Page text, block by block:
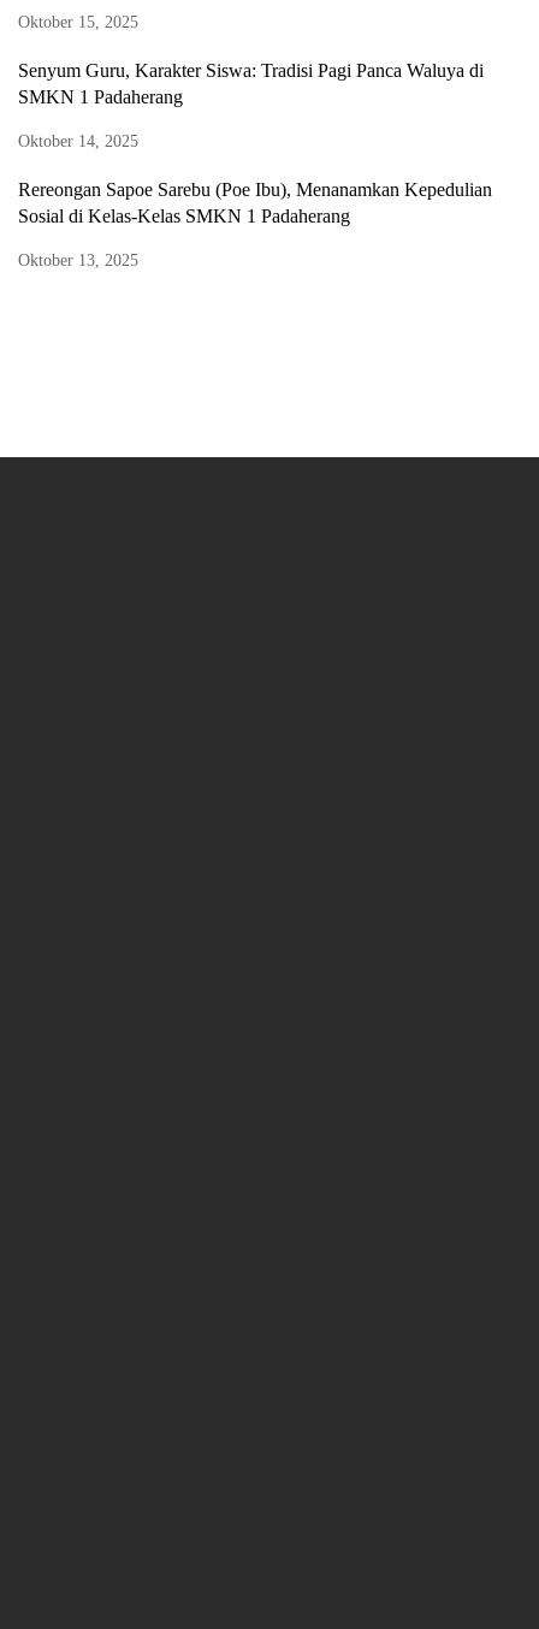
Oktober 15, 2025
Senyum Guru, Karakter Siswa: Tradisi Pagi Panca Waluya di
SMKN 1 Padaherang
Oktober 14, 2025
Rereongan Sapoe Sarebu (Poe Ibu), Menanamkan Kepedulian
Sosial di Kelas-Kelas SMKN 1 Padaherang
Oktober 13, 2025